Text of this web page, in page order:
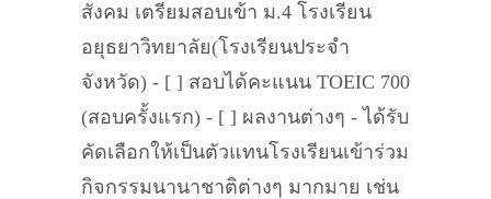
สังคม เตรียมสอบเข้า ม.4 โรงเรียน
อยุธยาวิทยาลัย(โรงเรียนประจำ
จังหวัด) - [ ] สอบได้คะแนน TOEIC 700
(สอบครั้งแรก) - [ ] ผลงานต่างๆ - ได้รับ
คัดเลือกให้เป็นตัวแทนโรงเรียนเข้าร่วม
กิจกรรมนานาชาติต่างๆ มากมาย เช่น